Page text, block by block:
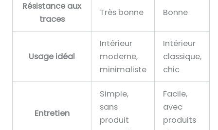
n
n
a
n
Résistance aux
traces
Très bonne Bonne
Usage idéal
Intérieur
moderne,
minimaliste
Intérieur
classique,
chic
Entretien
Simple,
sans
produit
Facile,
avec
produits